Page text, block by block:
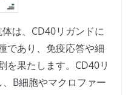
は、CD40リガンドに
であり、免疫応答や細
を果たします。CD40リ
B細胞やマクロファー